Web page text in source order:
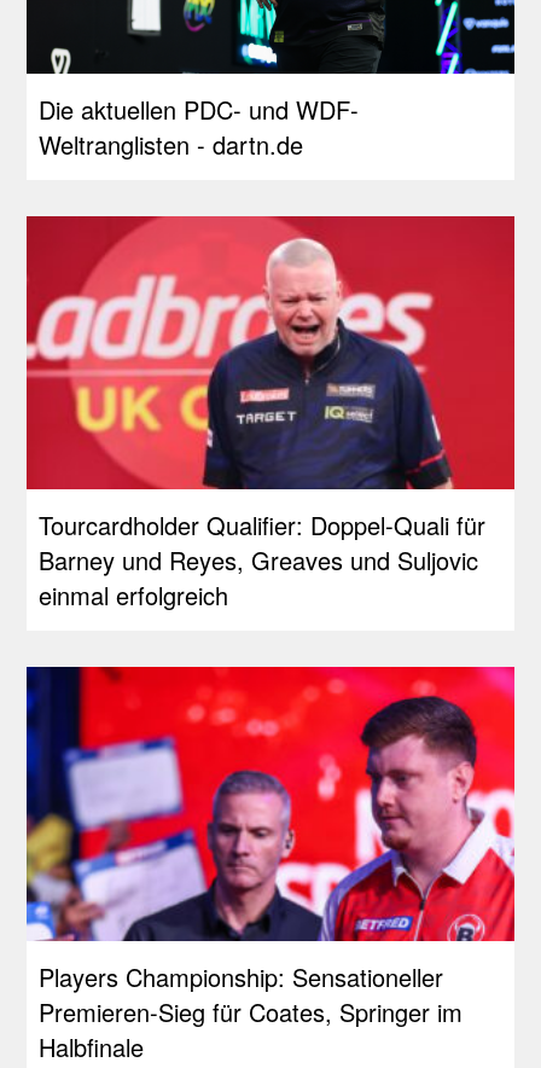
Die aktuellen PDC- und WDF-
Weltranglisten - dartn.de
Tourcardholder Qualifier: Doppel-Quali für
Barney und Reyes, Greaves und Suljovic
einmal erfolgreich
Players Championship: Sensationeller
Premieren-Sieg für Coates, Springer im
Halbfinale